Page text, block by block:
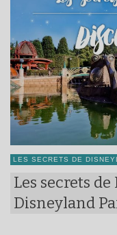
LES SECRETS DE
Les secrets
Disneyland